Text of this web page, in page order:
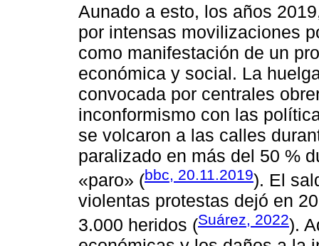
Aunado a esto, los años
por intensas movilizaciones
como manifestación de un
económica y social. La
convocada por centrales
inconformismo con las
se volcaron a las calles
paralizado en más del 50 %
«paro» (bbc, 20.11.2019). El
violentas protestas dejó en
3.000 heridos (Suárez, 2022).